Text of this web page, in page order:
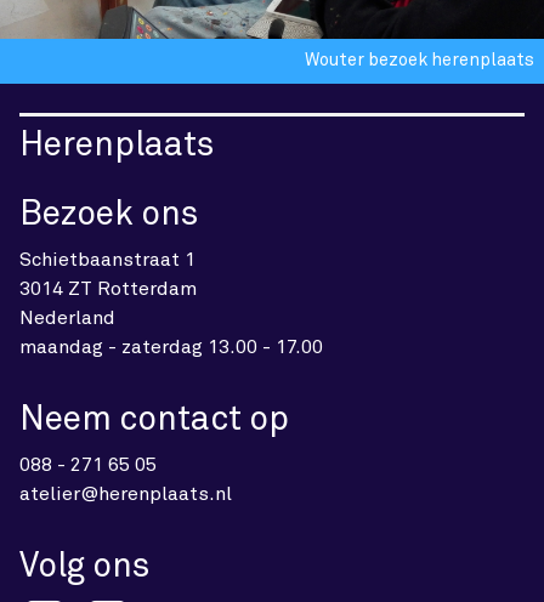
Wouter bezoek herenplaats
Herenplaats
Bezoek ons
Schietbaanstraat 1
3014 ZT Rotterdam
Nederland
maandag - zaterdag 13.00 - 17.00
Neem contact op
088 - 271 65 05
atelier@herenplaats.nl
Volg ons